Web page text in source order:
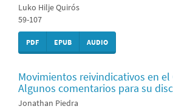
Luko Hilje Quirós
59-107
PDF EPUB AUDIO
Movimientos reivindicativos en
Algunos comentarios para su
Jonathan Piedra